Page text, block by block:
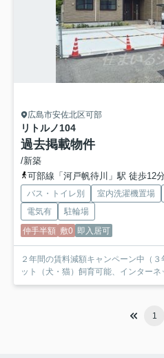
広島市安佐北区可部
リトルノ104
過去掲載物件
/新築
可部線「河戸帆待川」駅 徒歩12
バス・トイレ別 室内洗濯機置場
電気有
駐輪場
仲手半額 敷0 即入居可
２年間の賃料減額キャンペーン中（
ット（犬・猫）飼育可能、インターネ
1